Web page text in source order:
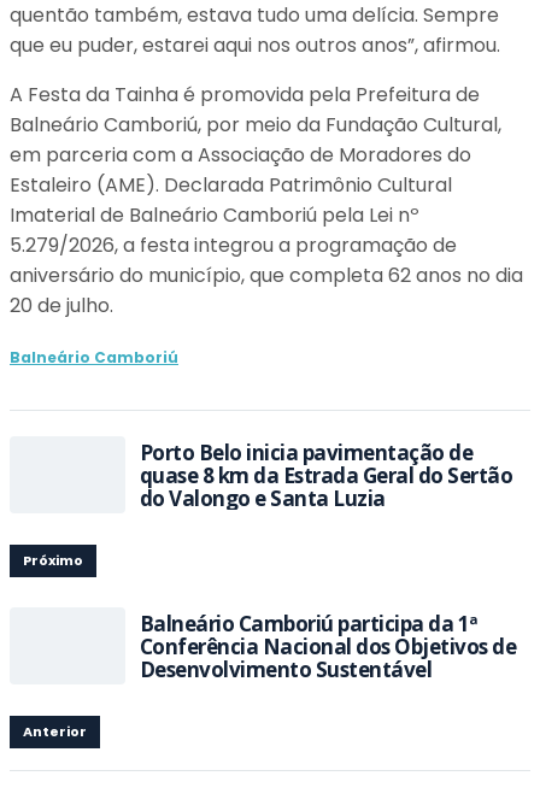
quentão também, estava tudo uma delícia. Sempre
que eu puder, estarei aqui nos outros anos”, afirmou.
A Festa da Tainha é promovida pela Prefeitura de
Balneário Camboriú, por meio da Fundação Cultural,
em parceria com a Associação de Moradores do
Estaleiro (AME). Declarada Patrimônio Cultural
Imaterial de Balneário Camboriú pela Lei nº
5.279/2026, a festa integrou a programação de
aniversário do município, que completa 62 anos no dia
20 de julho.
Balneário Camboriú
Porto Belo inicia pavimentação de
quase 8 km da Estrada Geral do Sertão
do Valongo e Santa Luzia
Próximo
Balneário Camboriú participa da 1ª
Conferência Nacional dos Objetivos de
Desenvolvimento Sustentável
Anterior